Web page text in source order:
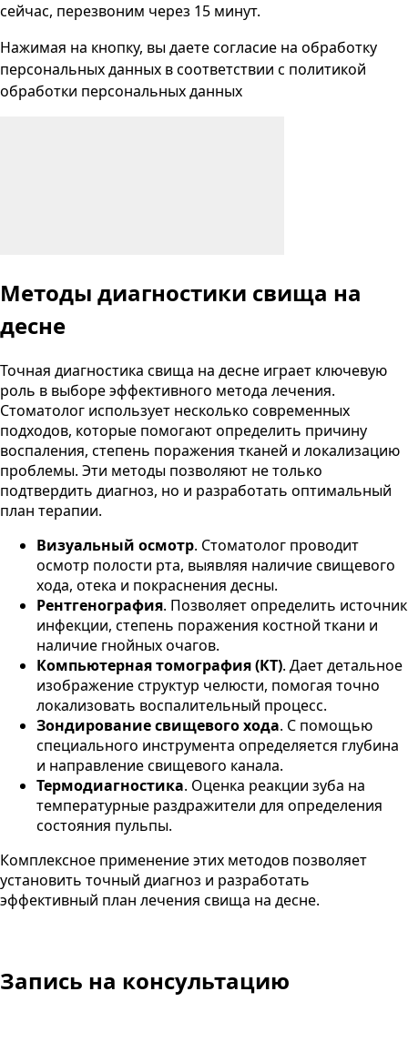
сейчас, перезвоним через 15 минут.
Нажимая на кнопку, вы даете согласие на обработку
персональных данных в соответствии с политикой
обработки персональных данных
Методы диагностики свища на
десне
Точная диагностика свища на десне играет ключевую
роль в выборе эффективного метода лечения.
Стоматолог использует несколько современных
подходов, которые помогают определить причину
воспаления, степень поражения тканей и локализацию
проблемы. Эти методы позволяют не только
подтвердить диагноз, но и разработать оптимальный
план терапии.
Визуальный осмотр. Стоматолог проводит
осмотр полости рта, выявляя наличие свищевого
хода, отека и покраснения десны.
Рентгенография. Позволяет определить источник
инфекции, степень поражения костной ткани и
наличие гнойных очагов.
Компьютерная томография (КТ). Дает детальное
изображение структур челюсти, помогая точно
локализовать воспалительный процесс.
Зондирование свищевого хода. С помощью
специального инструмента определяется глубина
и направление свищевого канала.
Термодиагностика. Оценка реакции зуба на
температурные раздражители для определения
состояния пульпы.
Комплексное применение этих методов позволяет
установить точный диагноз и разработать
эффективный план лечения свища на десне.
Запись на консультацию